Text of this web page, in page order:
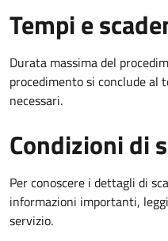
Tempi e
Durata massima del
procedimento si conclude al
necessari.
Condizioni di
Per conoscere i dettagli di
informazioni importanti,
servizio.